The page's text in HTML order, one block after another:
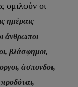
ομιλούν οι
ημέραις
άνθρωποι
βλάσφημοι,
άσπονδοι,